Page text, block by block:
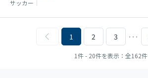
サッカー ｜
1 2 3 ･･･
1件 - 20件を表示：全162件